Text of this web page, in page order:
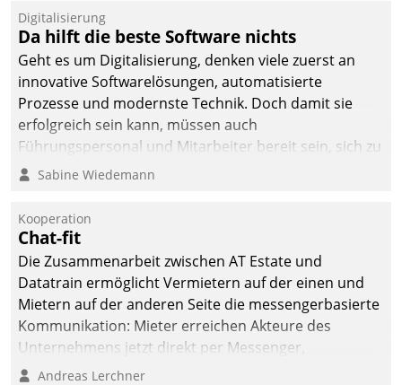
Digitalisierung
Da hilft die beste Software nichts
Geht es um Digitalisierung, denken viele zuerst an
innovative Softwarelösungen, automatisierte
Prozesse und modernste Technik. Doch damit sie
erfolgreich sein kann, müssen auch
Führungspersonal und Mitarbeiter bereit sein, sich zu
verändern und anzupassen, sonst werden sie an ihr
Sabine Wiedemann
Kooperation
Chat-fit
Die Zusammenarbeit zwischen AT Estate und
Datatrain ermöglicht Vermietern auf der einen und
Mietern auf der anderen Seite die messengerbasierte
Kommunikation: Mieter erreichen Akteure des
Unternehmens jetzt direkt per Messenger,
Mitarbeiter oder Dienstleister empfangen oder
Andreas Lerchner